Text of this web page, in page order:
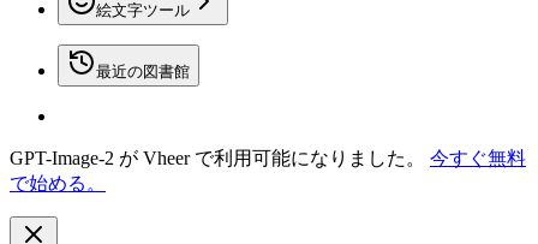
絵文字ツール
最近の図書館
GPT-Image-2 が Vheer で利用可能になりました。
今すぐ無料
で始める。